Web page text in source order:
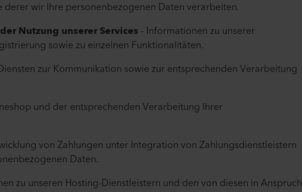
wir Ihre personenbezogenen Daten verarbeiten.
Nutzung unserer Services - Informationen zu unserer
sowie zu einzelnen Funktionalitäten.
zur Kommunikation sowie zur entsprechenden Verarbeitung
und der entsprechenden Verarbeitung Ihrer
von Zahlungen unter Integration von Zahlungsdienstleistern
Daten.
zu unseren Hosting-Dienstleistern und den von diesen in Anspruch